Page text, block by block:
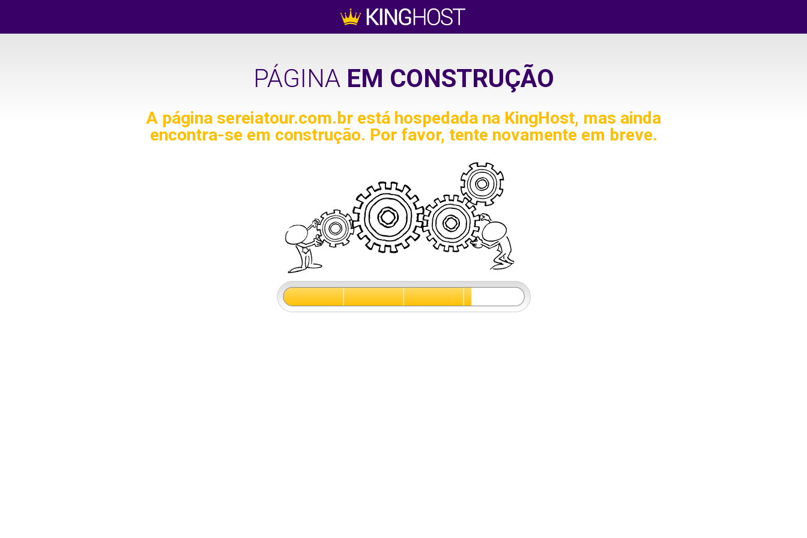
PÁGINA EM CONSTRUÇÃO
A página sereiatour.com.br está hospedada na KingHost, mas ainda
encontra-se em construção. Por favor, tente novamente em breve.